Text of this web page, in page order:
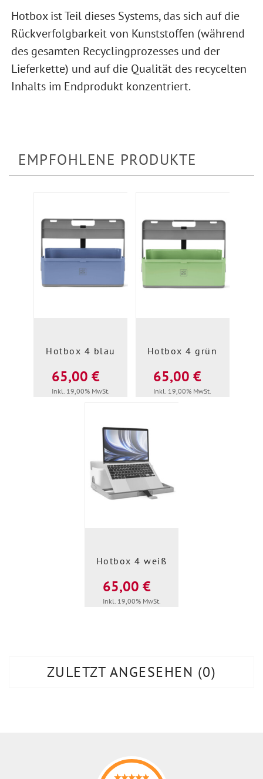
Hotbox ist Teil dieses Systems, das sich auf die
Rückverfolgbarkeit von Kunststoffen (während
des gesamten Recyclingprozesses und der
Lieferkette) und auf die Qualität des recycelten
Inhalts im Endprodukt konzentriert.
EMPFOHLENE PRODUKTE
Hotbox 4 blau
65,00 €
Inkl. 19,00% MwSt.
Hotbox 4 grün
65,00 €
Inkl. 19,00% MwSt.
Hotbox 4 weiß
65,00 €
Inkl. 19,00% MwSt.
ZULETZT ANGESEHEN 0